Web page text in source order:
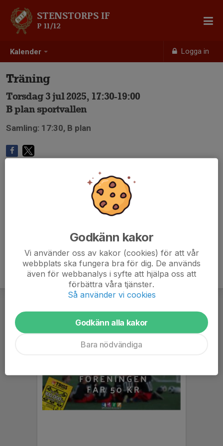
Kalender Logga in
STENSTORPS IF
P 11/12
Träning
Torsdag 3 jul 2025, 17:30-19:00
B plan sportvallen
Samling: 17:30, B plan
Godkänn kakor
Vi använder oss av kakor (cookies) för att vår
webbplats ska fungera bra för dig. De används
även för webbanalys i syfte att hjälpa oss att
förbättra våra tjänster.
Så använder vi cookies
Godkänn alla kakor
Bara nödvändiga